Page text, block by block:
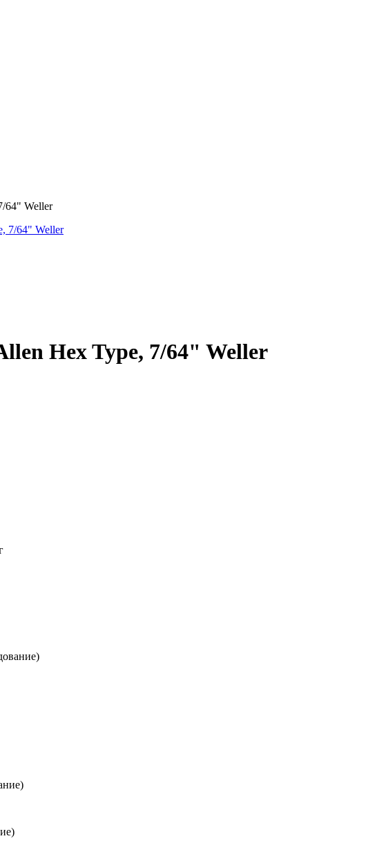
64" Weller
Hex Type, 7/64" Weller